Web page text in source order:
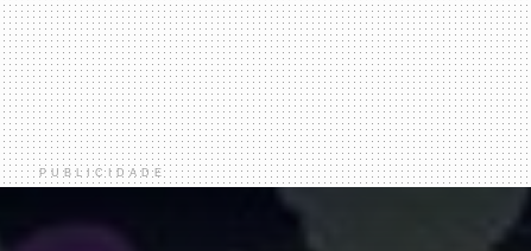
PUBLICIDADE